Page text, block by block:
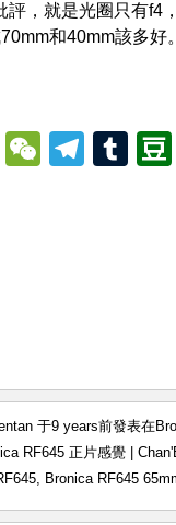
，就是光圈只有f4
和40mm該多
SinaWeChat
于9 years前發表在
RF645 正片感覺 |
, Bronica RF645